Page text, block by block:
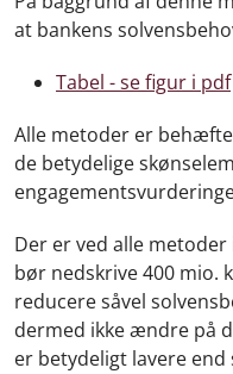
at bankens
Tabel - se figur i pdf
Alle metoder er
de betydelige
Der er ved alle
bør nedskrive 400 mio.
reducere såvel
dermed ikke ændre på
er betydeligt lavere end